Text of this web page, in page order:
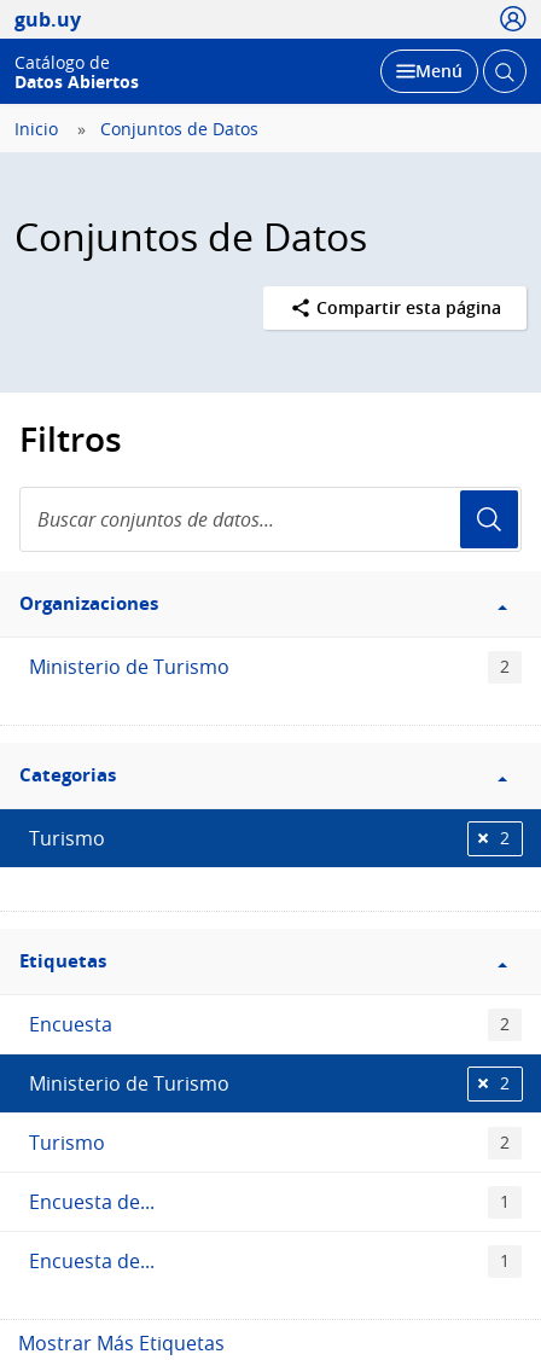
gub.uy
Catálogo de
Datos Abiertos
Desplegar
Menú Abrir
Inicio Conjuntos de Datos
Conjuntos de Datos
Compartir esta página
Filtros
conjuntos
de
Filtro
Organizaciones
Organizaciones
Ministerio de Turismo 2
Filtro
Categorias
Categorias
Turismo 2
Filtro
Etiquetas
Etiquetas
Encuesta 2
Ministerio de Turismo 2
Turismo 2
Encuesta de... 1
Encuesta de... 1
Mostrar Más Etiquetas